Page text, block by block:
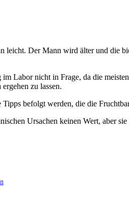
leicht. Der Mann wird älter und
Labor nicht in Frage, da die
zu lassen.
befolgt werden, die die
Ursachen keinen Wert, aber